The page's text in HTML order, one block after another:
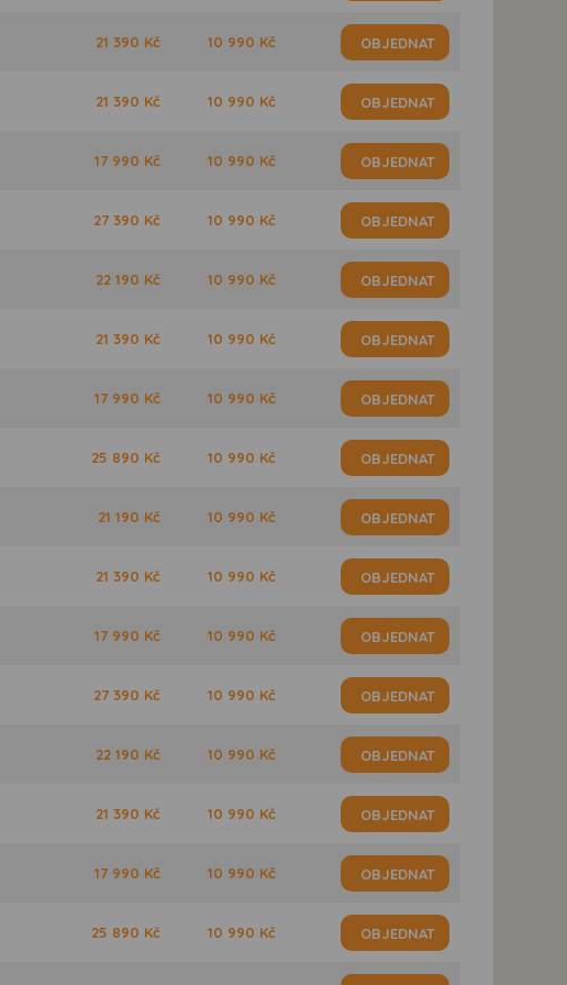
21 390 Kč 10 990 Kč OBJEDNAT
21 390 Kč 10 990 Kč OBJEDNAT
17 990 Kč 10 990 Kč OBJEDNAT
27 390 Kč 10 990 Kč OBJEDNAT
22 190 Kč 10 990 Kč OBJEDNAT
21 390 Kč 10 990 Kč OBJEDNAT
17 990 Kč 10 990 Kč OBJEDNAT
25 890 Kč 10 990 Kč OBJEDNAT
21 190 Kč 10 990 Kč OBJEDNAT
21 390 Kč 10 990 Kč OBJEDNAT
17 990 Kč 10 990 Kč OBJEDNAT
27 390 Kč 10 990 Kč OBJEDNAT
22 190 Kč 10 990 Kč OBJEDNAT
21 390 Kč 10 990 Kč OBJEDNAT
17 990 Kč 10 990 Kč OBJEDNAT
25 890 Kč 10 990 Kč OBJEDNAT